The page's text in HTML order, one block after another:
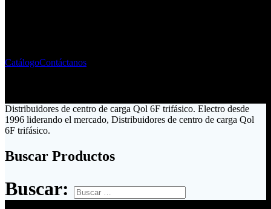
CatálogoContáctanos
Distribuidores de centro de carga Qol 6F trifásico. Electro desde
1996 liderando el mercado, Distribuidores de centro de carga Qol
6F trifásico.
Buscar Productos
Buscar: